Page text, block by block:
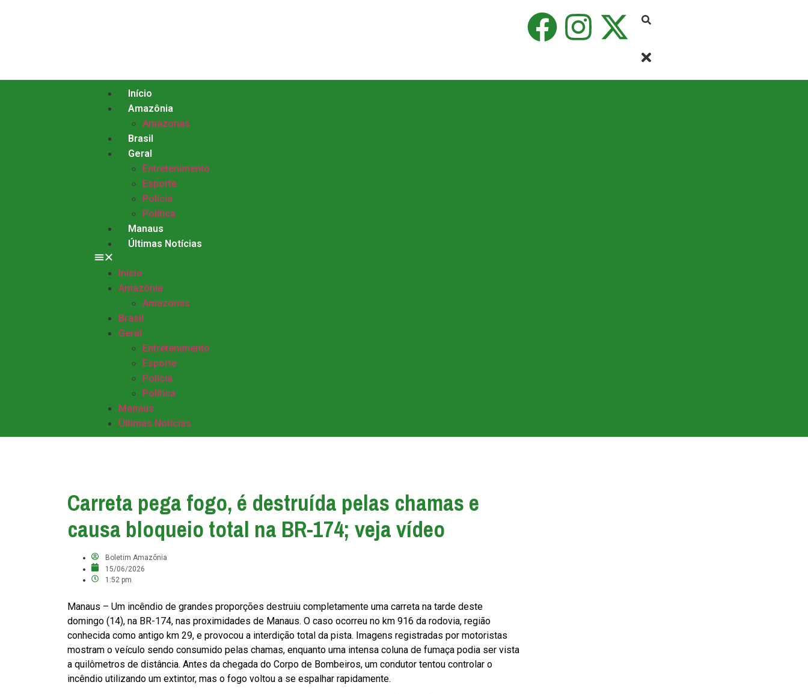
Início
Amazônia
Amazonas
Brasil
Geral
Entretenimento
Esporte
Polícia
Política
Manaus
Últimas Notícias
Início
Amazônia
Amazonas
Brasil
Geral
Entretenimento
Esporte
Polícia
Política
Manaus
Últimas Notícias
Carreta pega fogo, é destruída pelas chamas e
causa bloqueio total na BR-174; veja vídeo
Boletim Amazônia
15/06/2026
1:52 pm
Manaus – Um incêndio de grandes proporções destruiu completamente uma carreta na tarde deste
domingo (14), na BR-174, nas proximidades de Manaus. O caso ocorreu no km 916 da rodovia, região
conhecida como antigo km 29, e provocou a interdição total da pista. Imagens registradas por motoristas
mostram o veículo sendo consumido pelas chamas, enquanto uma intensa coluna de fumaça podia ser vista
a quilômetros de distância. Antes da chegada do Corpo de Bombeiros, um condutor tentou controlar o
incêndio utilizando um extintor, mas o fogo voltou a se espalhar rapidamente.